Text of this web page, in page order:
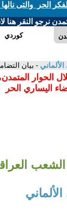
الحر والتى
نرجو النقر هنا
كوردي
- بيان
الحوار
اليساري الحر
الشعب